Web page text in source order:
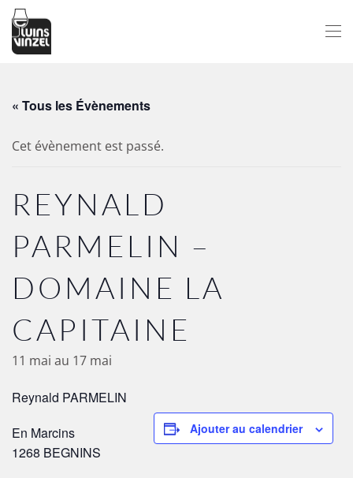
Passer au contenu principal
« Tous les Évènements
Cet évènement est passé.
REYNALD
PARMELIN –
DOMAINE LA
CAPITAINE
11 mai au 17 mai
Reynald PARMELIN
En Marcins
1268 BEGNINS
Ajouter au calendrier